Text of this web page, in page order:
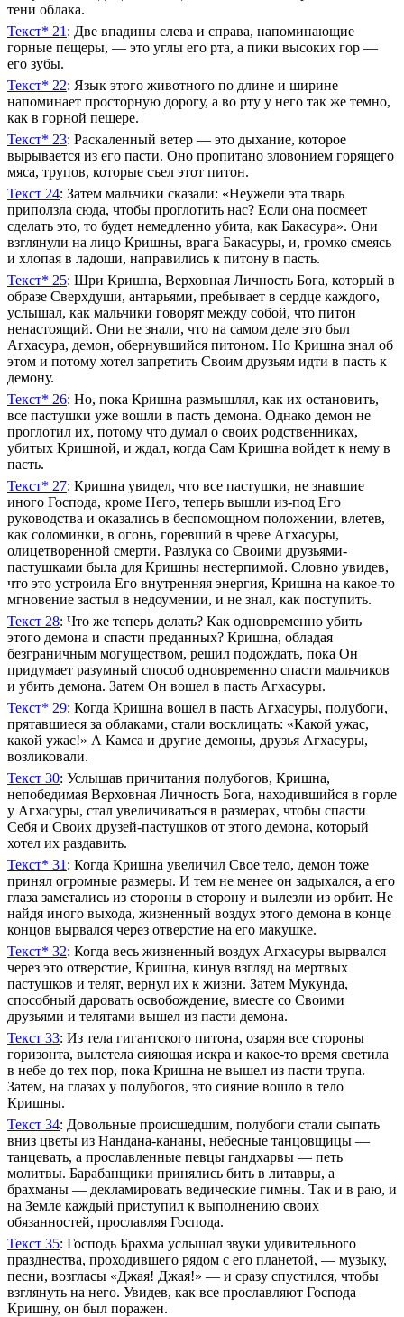
тени облака.
Текст* 21 : Две впадины слева и справа, напоминающие
горные пещеры, — это углы его рта, а пики высоких гор —
его зубы.
Текст* 22: Язык этого животного по длине и ширине
напоминает просторную дорогу, а во рту у него так же темно,
как в горной пещере.
Текст* 23: Раскаленный ветер — это дыхание, которое
вырывается из его пасти. Оно пропитано зловонием горящего
мяса, трупов, которые съел этот питон.
Текст 24: Затем мальчики сказали: «Неужели эта тварь
приползла сюда, чтобы проглотить нас? Если она посмеет
сделать это, то будет немедленно убита, как Бакасура». Они
взглянули на лицо Кришны, врага Бакасуры, и, громко смеясь
и хлопая в ладоши, направились к питону в пасть.
Текст* 25: Шри Кришна, Верховная Личность Бога, который в
образе Сверхдуши, антарьями, пребывает в сердце каждого,
услышал, как мальчики говорят между собой, что питон
ненастоящий. Они не знали, что на самом деле это был
Агхасура, демон, обернувшийся питоном. Но Кришна знал об
этом и потому хотел запретить Своим друзьям идти в пасть к
демону.
Текст* 26: Но, пока Кришна размышлял, как их остановить,
все пастушки уже вошли в пасть демона. Однако демон не
проглотил их, потому что думал о своих родственниках,
убитых Кришной, и ждал, когда Сам Кришна войдет к нему в
пасть.
Текст* 27: Кришна увидел, что все пастушки, не знавшие
иного Господа, кроме Него, теперь вышли из-под Его
руководства и оказались в беспомощном положении, влетев,
как соломинки, в огонь, горевший в чреве Агхасуры,
олицетворенной смерти. Разлука со Своими друзьями-
пастушками была для Кришны нестерпимой. Словно увидев,
что это устроила Его внутренняя энергия, Кришна на какое-то
мгновение застыл в недоумении, и не знал, как поступить.
Текст 28: Что же теперь делать? Как одновременно убить
этого демона и спасти преданных? Кришна, обладая
безграничным могуществом, решил подождать, пока Он
придумает разумный способ одновременно спасти мальчиков
и убить демона. Затем Он вошел в пасть Агхасуры.
Текст* 29: Когда Кришна вошел в пасть Агхасуры, полубоги,
прятавшиеся за облаками, стали восклицать: «Какой ужас,
какой ужас!» А Камса и другие демоны, друзья Агхасуры,
возликовали.
Текст 30: Услышав причитания полубогов, Кришна,
непобедимая Верховная Личность Бога, находившийся в горле
у Агхасуры, стал увеличиваться в размерах, чтобы спасти
Себя и Своих друзей-пастушков от этого демона, который
хотел их раздавить.
Текст* 31 : Когда Кришна увеличил Свое тело, демон тоже
принял огромные размеры. И тем не менее он задыхался, а его
глаза заметались из стороны в сторону и вылезли из орбит. Не
найдя иного выхода, жизненный воздух этого демона в конце
концов вырвался через отверстие на его макушке.
Текст* 32: Когда весь жизненный воздух Агхасуры вырвался
через это отверстие, Кришна, кинув взгляд на мертвых
пастушков и телят, вернул их к жизни. Затем Мукунда,
способный даровать освобождение, вместе со Своими
друзьями и телятами вышел из пасти демона.
Текст 33: Из тела гигантского питона, озаряя все стороны
горизонта, вылетела сияющая искра и какое-то время светила
в небе до тех пор, пока Кришна не вышел из пасти трупа.
Затем, на глазах у полубогов, это сияние вошло в тело
Кришны.
Текст 34: Довольные происшедшим, полубоги стали сыпать
вниз цветы из Нандана-кананы, небесные танцовщицы —
танцевать, а прославленные певцы гандхарвы — петь
молитвы. Барабанщики принялись бить в литавры, а
брахманы — декламировать ведические гимны. Так и в раю, и
на Земле каждый приступил к выполнению своих
обязанностей, прославляя Господа.
Текст 35: Господь Брахма услышал звуки удивительного
празднества, проходившего рядом с его планетой, — музыку,
песни, возгласы «Джая! Джая!» — и сразу спустился, чтобы
взглянуть на него. Увидев, как все прославляют Господа
Кришну, он был поражен.